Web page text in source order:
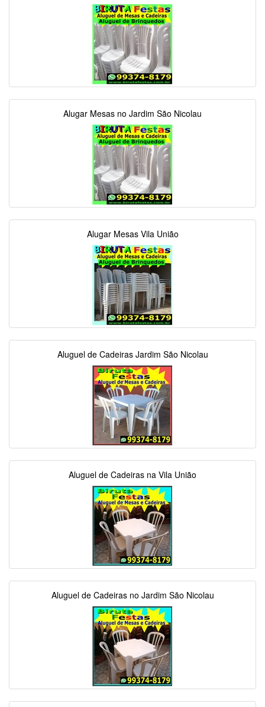
Alugar Mesas no Jardim São Nicolau
Alugar Mesas Vila União
Aluguel de Cadeiras Jardim São Nicolau
Aluguel de Cadeiras na Vila União
Aluguel de Cadeiras no Jardim São Nicolau